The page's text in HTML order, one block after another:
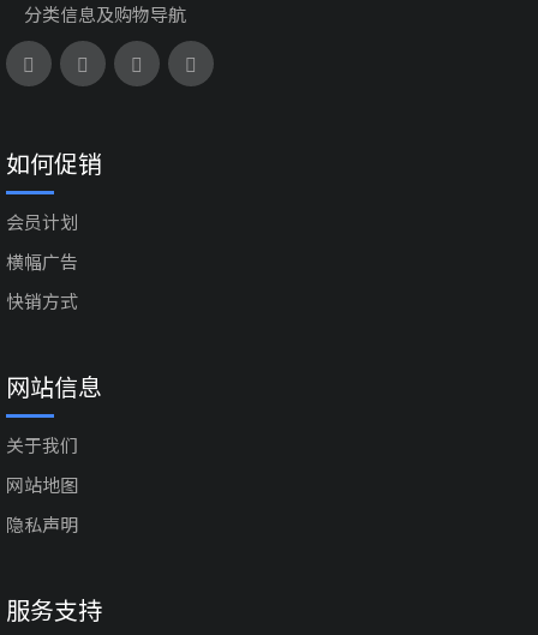
分类信息及购物导航
如何促销
会员计划
横幅广告
快销方式
网站信息
关于我们
网站地图
隐私声明
服务支持